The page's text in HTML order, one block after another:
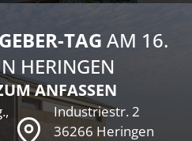
TAG AM 16.
HERINGEN
ANFASSEN
Industriestr. 2
36266 Heringen